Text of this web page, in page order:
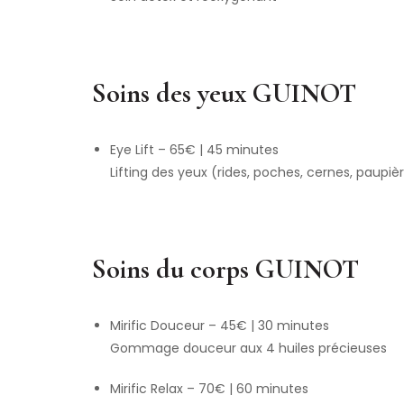
Soins des yeux GUINOT
Eye Lift – 65€ | 45 minutes
Lifting des yeux (rides, poches, cernes,
Soins du corps GUINOT
Mirific Douceur – 45€ | 30 minutes
Gommage douceur aux 4 huiles précieuses
Mirific Relax – 70€ | 60 minutes